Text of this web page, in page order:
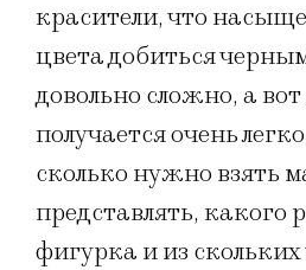
красители, что
цвета добиться
довольно сложно, а
получается очень
сколько нужно взять
представлять, какого
фигурка и из